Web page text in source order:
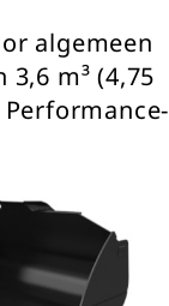
algemeen
m³ (4,75
Performance-